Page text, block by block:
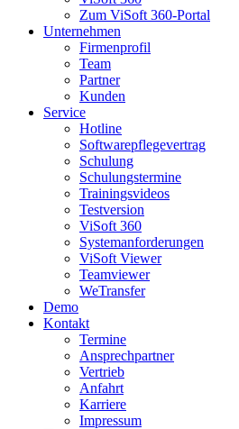
Zum ViSoft 360-Portal
Unternehmen
Firmenprofil
Team
Partner
Kunden
Service
Hotline
Softwarepflegevertrag
Schulung
Schulungstermine
Trainingsvideos
Testversion
ViSoft 360
Systemanforderungen
ViSoft Viewer
Teamviewer
WeTransfer
Demo
Kontakt
Termine
Ansprechpartner
Vertrieb
Anfahrt
Karriere
Impressum